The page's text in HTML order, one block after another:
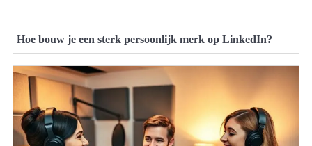
Hoe bouw je een sterk persoonlijk merk op LinkedIn?